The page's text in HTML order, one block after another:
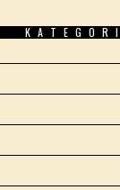
KATEGORI